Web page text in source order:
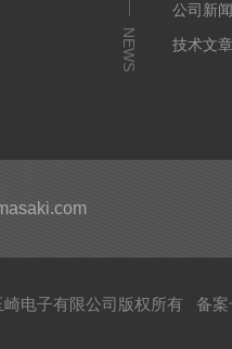
NEWS
公司新
技术文
崎电子有限公司版权所有 备案